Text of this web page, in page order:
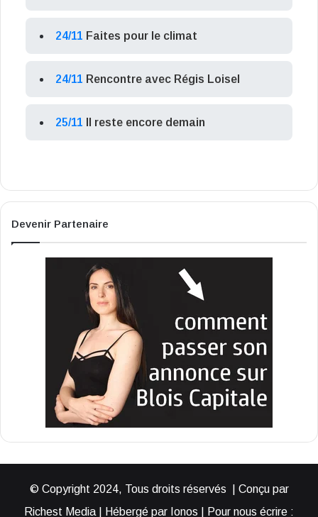
24/11 Faites pour le climat
24/11 Rencontre avec Régis Loisel
25/11 Il reste encore demain
Devenir Partenaire
© Copyright 2024, Tous droits réservés | Conçu par
Richest Media | Hébergé par Ionos | Pour nous écrire :